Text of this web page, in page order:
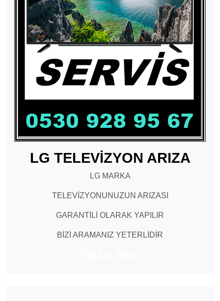
LG TELEVİZYON ARIZA
LG MARKA
TELEVİZYONUNUZUN ARIZASI
GARANTİLİ OLARAK YAPILIR
BİZİ ARAMANIZ YETERLİDİR